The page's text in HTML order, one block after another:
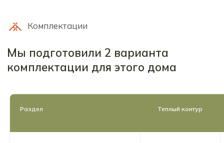
Раздел Теплый контур